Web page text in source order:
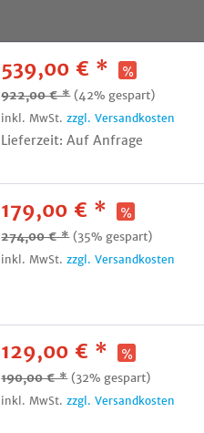
539,00 € *
922,00 € * (42% gespart)
inkl. MwSt.zzgl. Versandkosten
Lieferzeit: Auf Anfrage
179,00 € *
274,00 € * (35% gespart)
inkl. MwSt.zzgl. Versandkosten
129,00 € *
190,00 € * (32% gespart)
inkl. MwSt.zzgl. Versandkosten